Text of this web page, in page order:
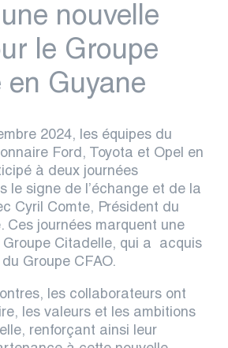
nouvelle
le Groupe
en Guyane
2024, les équipes du
Ford, Toyota et Opel en
à deux journées
le signe de l’échange et de la
Cyril Comte, Président du
Ces journées marquent une
Groupe Citadelle, qui a acquis
Groupe CFAO.
les collaborateurs ont
les valeurs et les ambitions
renforçant ainsi leur